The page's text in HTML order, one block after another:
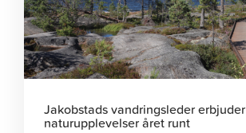
Jakobstads vandringsleder erbjuder
naturupplevelser året runt